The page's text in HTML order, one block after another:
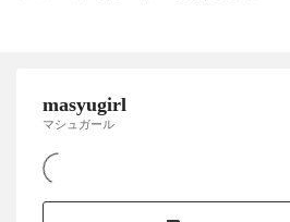
masyugirl
マシュガール